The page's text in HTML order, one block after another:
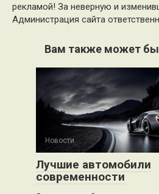
рекламой! За неверную и
Администрация сайта
Вам также может
Новости
Лучшие автомобили
современности